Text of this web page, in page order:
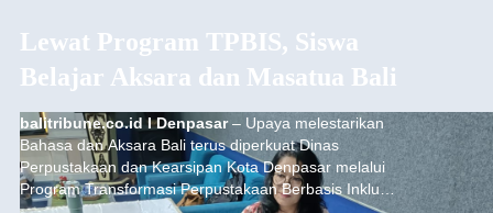
Lewat Program TPBIS, Siswa
Belajar Aksara dan Masatua Bali
balitribune.co.id I Denpasar– Upaya melestarikan
Bahasa dan Aksara Bali terus diperkuat Dinas
Perpustakaan dan Kearsipan Kota Denpasar melalui
Program Transformasi Perpustakaan Berbasis Inklusi